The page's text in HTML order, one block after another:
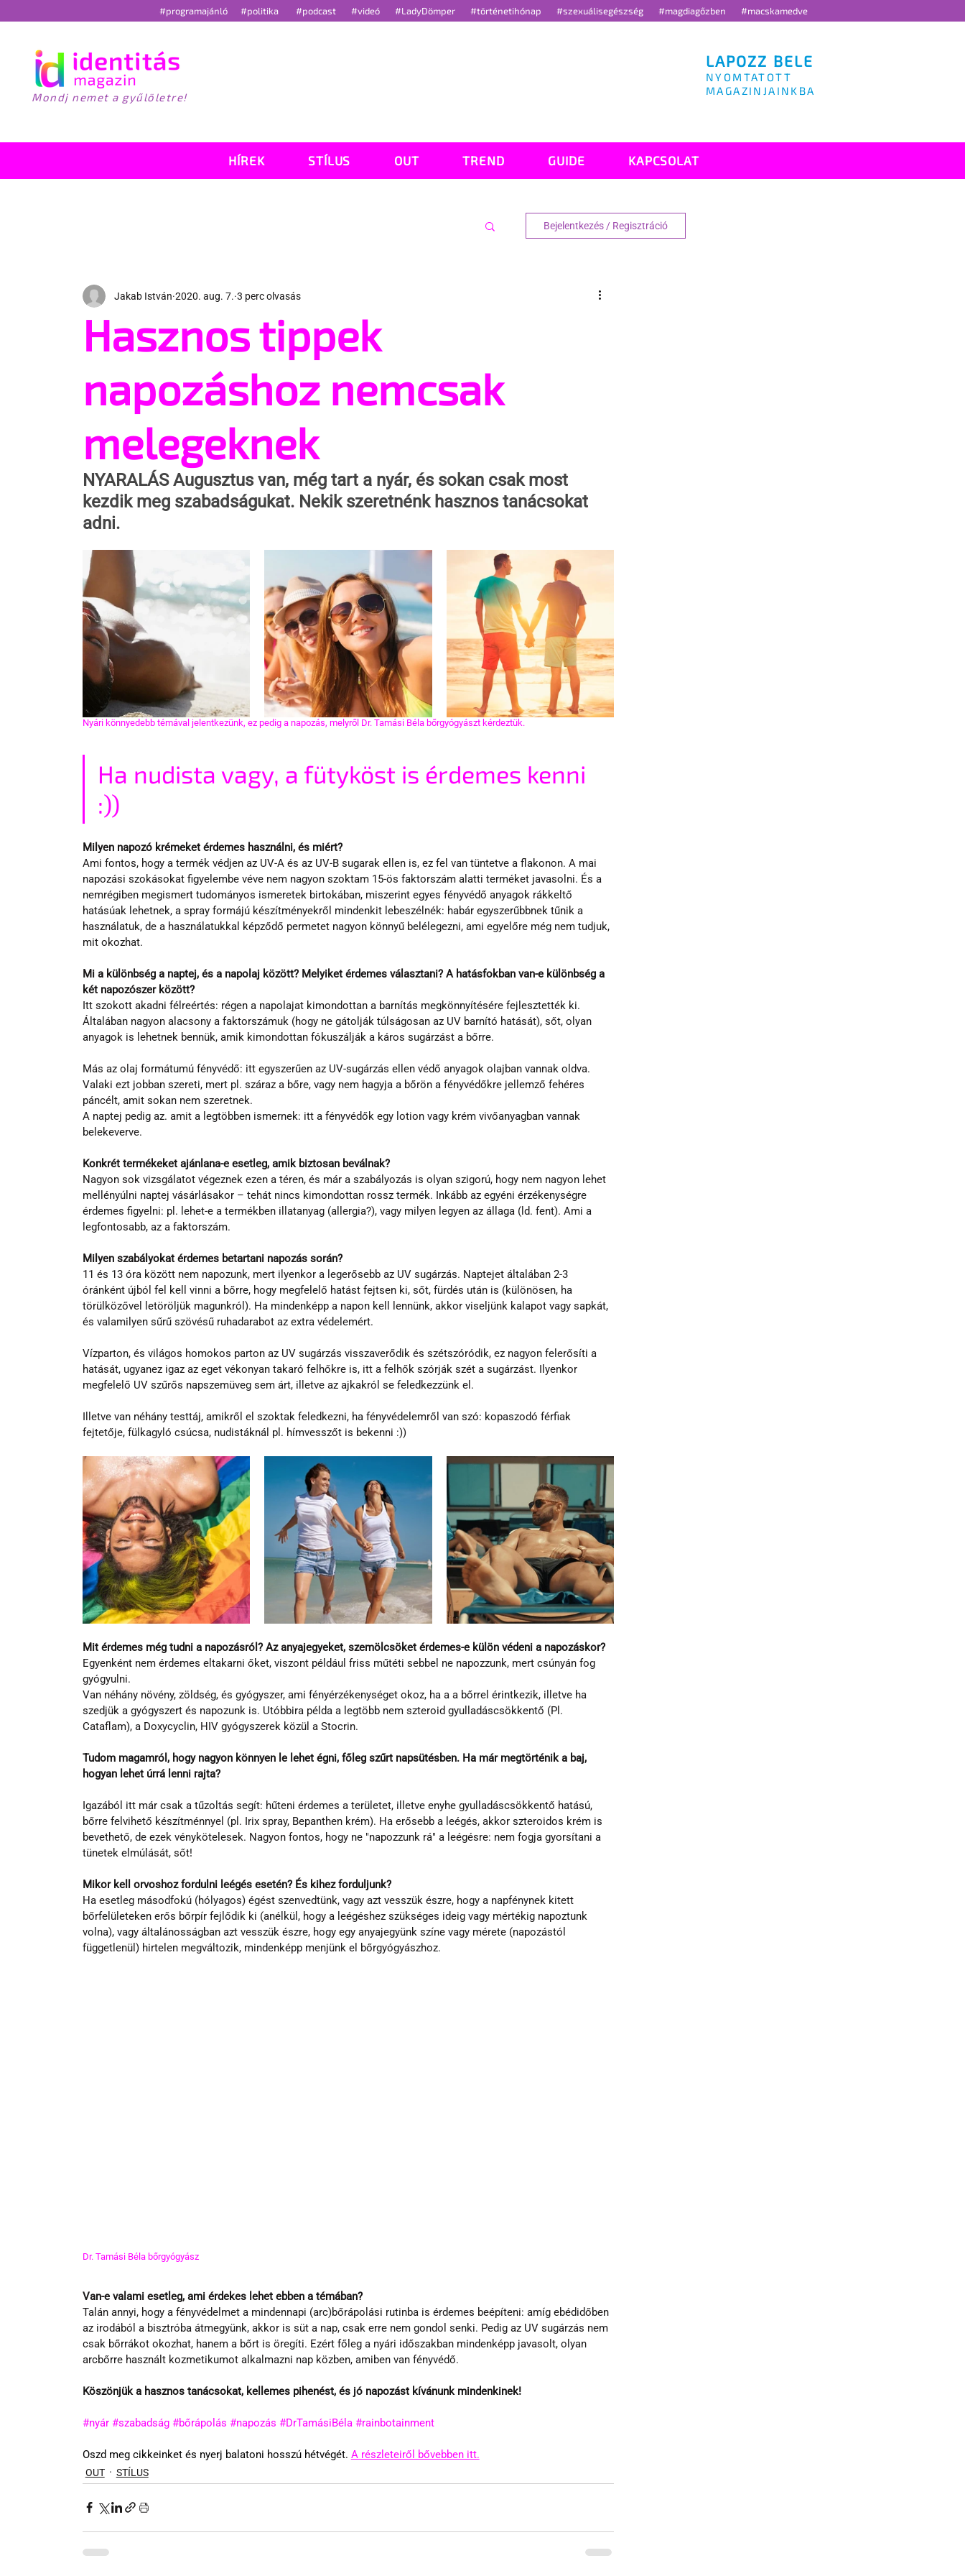
#programajánló #politika #podcast #videó #LadyDömper #történetihónap #szexuálisegészség #magdiagőzben #macskamedve
Mondj nemet a gyűlöletre!
LAPOZZ BELE
NYOMTATOTT
MAGAZINJAINKBA
HÍREK STÍLUS OUT TREND GUIDE KAPCSOLAT
Bejelentkezés / Regisztráció
Hasznos tippek
napozáshoz nemcsak
melegeknek
Jakab István 2020. aug. 7. 3 perc olvasás
NYARALÁS Augusztus van, még tart a nyár, és sokan csak most
kezdik meg szabadságukat. Nekik szeretnénk hasznos tanácsokat
adni.
Nyári könnyedebb témával jelentkezünk, ez pedig a napozás, melyről Dr. Tamási Béla bőrgyógyászt kérdeztük.
Ha nudista vagy, a fütyköst is érdemes kenni
:))
Milyen napozó krémeket érdemes használni, és miért?
Ami fontos, hogy a termék védjen az UV-A és az UV-B sugarak ellen is, ez fel van tüntetve a flakonon. A mai
napozási szokásokat figyelembe véve nem nagyon szoktam 15-ös faktorszám alatti terméket javasolni. És a
nemrégiben megismert tudományos ismeretek birtokában, miszerint egyes fényvédő anyagok rákkeltő
hatásúak lehetnek, a spray formájú készítményekről mindenkit lebeszélnék: habár egyszerűbbnek tűnik a
használatuk, de a használatukkal képződő permetet nagyon könnyű belélegezni, ami egyelőre még nem tudjuk,
mit okozhat.
Mi a különbség a naptej, és a napolaj között? Melyiket érdemes választani? A hatásfokban van-e különbség a
két napozószer között?
Itt szokott akadni félreértés: régen a napolajat kimondottan a barnítás megkönnyítésére fejlesztették ki.
Általában nagyon alacsony a faktorszámuk (hogy ne gátolják túlságosan az UV barnító hatását), sőt, olyan
anyagok is lehetnek bennük, amik kimondottan fókuszálják a káros sugárzást a bőrre.
Más az olaj formátumú fényvédő: itt egyszerűen az UV-sugárzás ellen védő anyagok olajban vannak oldva.
Valaki ezt jobban szereti, mert pl. száraz a bőre, vagy nem hagyja a bőrön a fényvédőkre jellemző fehéres
páncélt, amit sokan nem szeretnek.
A naptej pedig az. amit a legtöbben ismernek: itt a fényvédők egy lotion vagy krém vivőanyagban vannak
belekeverve.
Konkrét termékeket ajánlana-e esetleg, amik biztosan beválnak?
Nagyon sok vizsgálatot végeznek ezen a téren, és már a szabályozás is olyan szigorú, hogy nem nagyon lehet
mellényúlni naptej vásárlásakor – tehát nincs kimondottan rossz termék. Inkább az egyéni érzékenységre
érdemes figyelni: pl. lehet-e a termékben illatanyag (allergia?), vagy milyen legyen az állaga (ld. fent). Ami a
legfontosabb, az a faktorszám.
Milyen szabályokat érdemes betartani napozás során?
11 és 13 óra között nem napozunk, mert ilyenkor a legerősebb az UV sugárzás. Naptejet általában 2-3
óránként újból fel kell vinni a bőrre, hogy megfelelő hatást fejtsen ki, sőt, fürdés után is (különösen, ha
törülközővel letöröljük magunkról). Ha mindenképp a napon kell lennünk, akkor viseljünk kalapot vagy sapkát,
és valamilyen sűrű szövésű ruhadarabot az extra védelemért.
Vízparton, és világos homokos parton az UV sugárzás visszaverődik és szétszóródik, ez nagyon felerősíti a
hatását, ugyanez igaz az eget vékonyan takaró felhőkre is, itt a felhők szórják szét a sugárzást. Ilyenkor
megfelelő UV szűrős napszemüveg sem árt, illetve az ajkakról se feledkezzünk el.
Illetve van néhány testtáj, amikről el szoktak feledkezni, ha fényvédelemről van szó: kopaszodó férfiak
fejtetője, fülkagyló csúcsa, nudistáknál pl. hímvesszőt is bekenni :))
Mit érdemes még tudni a napozásról? Az anyajegyeket, szemölcsöket érdemes-e külön védeni a napozáskor?
Egyenként nem érdemes eltakarni őket, viszont például friss műtéti sebbel ne napozzunk, mert csúnyán fog
gyógyulni.
Van néhány növény, zöldség, és gyógyszer, ami fényérzékenységet okoz, ha a a bőrrel érintkezik, illetve ha
szedjük a gyógyszert és napozunk is. Utóbbira példa a legtöbb nem szteroid gyulladáscsökkentő (Pl.
Cataflam), a Doxycyclin, HIV gyógyszerek közül a Stocrin.
Tudom magamról, hogy nagyon könnyen le lehet égni, főleg szűrt napsütésben. Ha már megtörténik a baj,
hogyan lehet úrrá lenni rajta?
Igazából itt már csak a tűzoltás segít: hűteni érdemes a területet, illetve enyhe gyulladáscsökkentő hatású,
bőrre felvihető készítménnyel (pl. Irix spray, Bepanthen krém). Ha erősebb a leégés, akkor szteroidos krém is
bevethető, de ezek vénykötelesek. Nagyon fontos, hogy ne "napozzunk rá" a leégésre: nem fogja gyorsítani a
tünetek elmúlását, sőt!
Mikor kell orvoshoz fordulni leégés esetén? És kihez forduljunk?
Ha esetleg másodfokú (hólyagos) égést szenvedtünk, vagy azt vesszük észre, hogy a napfénynek kitett
bőrfelületeken erős bőrpír fejlődik ki (anélkül, hogy a leégéshez szükséges ideig vagy mértékig napoztunk
volna), vagy általánosságban azt vesszük észre, hogy egy anyajegyünk színe vagy mérete (napozástól
függetlenül) hirtelen megváltozik, mindenképp menjünk el bőrgyógyászhoz.
Dr. Tamási Béla bőrgyógyász
Van-e valami esetleg, ami érdekes lehet ebben a témában?
Talán annyi, hogy a fényvédelmet a mindennapi (arc)bőrápolási rutinba is érdemes beépíteni: amíg ebédidőben
az irodából a bisztróba átmegyünk, akkor is süt a nap, csak erre nem gondol senki. Pedig az UV sugárzás nem
csak bőrrákot okozhat, hanem a bőrt is öregíti. Ezért főleg a nyári időszakban mindenképp javasolt, olyan
arcbőrre használt kozmetikumot alkalmazni nap közben, amiben van fényvédő.
Köszönjük a hasznos tanácsokat, kellemes pihenést, és jó napozást kívánunk mindenkinek!
#nyár #szabadság #bőrápolás #napozás #DrTamásiBéla #rainbotainment
Oszd meg cikkeinket és nyerj balatoni hosszú hétvégét. A részleteiről bővebben itt.
OUT STÍLUS